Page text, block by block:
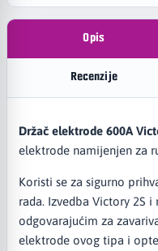
Opis
Recenzije
Držač elektrode 600A
elektrode namijenjen za
Koristi se za sigurno
rada. Izvedba Victory 2S
odgovarajućim za
elektrode ovog tipa i